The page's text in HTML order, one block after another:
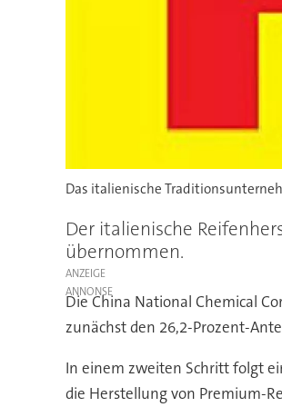
Das italienische
Der italienische
übernommen.
ANZEIGE
Die China National Chemical
zunächst den 26,2-Prozent-
In einem zweiten Schritt folgt
die Herstellung von Premium-